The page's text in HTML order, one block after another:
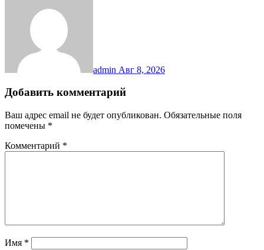
admin Авг 8, 2026
Добавить комментарий
Ваш адрес email не будет опубликован. Обязательные поля
помечены *
Комментарий *
Имя *